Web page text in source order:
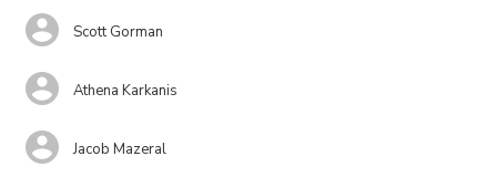
Scott Gorman
Athena Karkanis
Jacob Mazeral